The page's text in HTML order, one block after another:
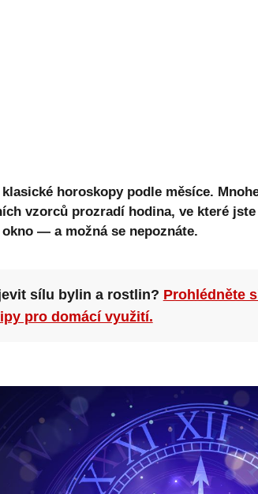
horoskopy podle měsíce.
vzorců prozradí hodina, ve které
— a možná se nepoznáte.
sílu bylin a rostlin? Prohlédněte
pro domácí využití.